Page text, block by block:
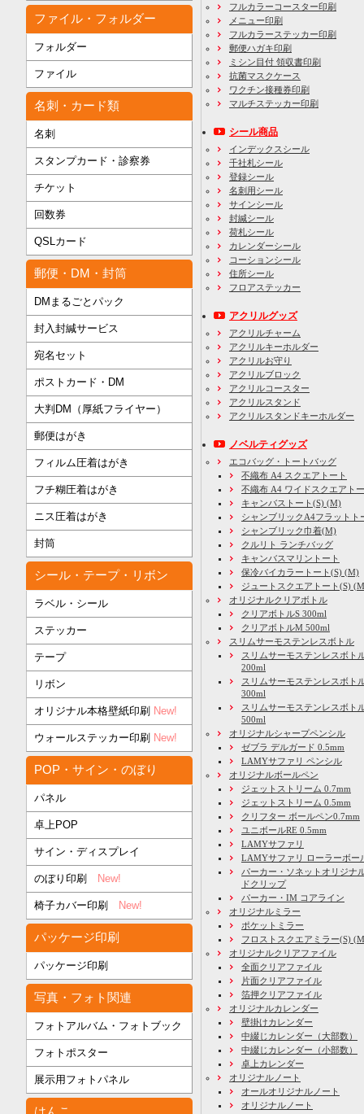
ファイル・フォルダー
フォルダー
ファイル
名刺・カード類
名刺
スタンプカード・診察券
チケット
回数券
QSLカード
郵便・DM・封筒
DMまるごとパック
封入封緘サービス
宛名セット
ポストカード・DM
大判DM（厚紙フライヤー）
郵便はがき
フィルム圧着はがき
フチ糊圧着はがき
ニス圧着はがき
封筒
シール・テープ・リボン
ラベル・シール
ステッカー
テープ
リボン
オリジナル本格壁紙印刷 New!
ウォールステッカー印刷 New!
POP・サイン・のぼり
パネル
卓上POP
サイン・ディスプレイ
のぼり印刷 New!
椅子カバー印刷 New!
パッケージ印刷
パッケージ印刷
写真・フォト関連
フォトアルバム・フォトブック
フォトポスター
展示用フォトパネル
はんこ
フルカラーコースター印刷
メニュー印刷
フルカラーステッカー印刷
郵便ハガキ印刷
ミシン目付 領収書印刷
抗菌マスクケース
ワクチン接種券印刷
マルチステッカー印刷
シール商品
インデックスシール
千社札シール
登録シール
名刺用シール
サインシール
封緘シール
荷札シール
カレンダーシール
コーションシール
住所シール
フロアステッカー
アクリルグッズ
アクリルチャーム
アクリルキーホルダー
アクリルお守り
アクリルブロック
アクリルコースター
アクリルスタンド
アクリルスタンドキーホルダー
ノベルティグッズ
エコバッグ・トートバッグ
不織布 A4 スクエアトート
不織布 A4 ワイドスクエアト
キャンバストート(S) (M)
シャンブリックA4フラットト
シャンブリック巾着(M)
クルリト ランチバッグ
キャンバスマリントート
保冷バイカラートート(S) (M)
ジュートスクエアトート(S)
オリジナルクリアボトル
クリアボトルS 300ml
クリアボトルM 500ml
スリムサーモステンレスボトル
スリムサーモステンレスボト
200ml
スリムサーモステンレスボト
300ml
スリムサーモステンレスボト
500ml
オリジナルシャープペンシル
ゼブラ デルガード 0.5mm
LAMYサファリ ペンシル
オリジナルボールペン
ジェットストリーム 0.7mm
ジェットストリーム 0.5mm
クリフター ボールペン0.7mm
ユニボールRE 0.5mm
LAMYサファリ
LAMYサファリ ローラーボー
パーカー・ソネットオリジナ
ドクリップ
パーカー・IM コアライン
オリジナルミラー
ポケットミラー
フロストスクエアミラー(S)
オリジナルクリアファイル
全面クリアファイル
片面クリアファイル
箔押クリアファイル
オリジナルカレンダー
壁掛けカレンダー
中綴じカレンダー（大部数）
中綴じカレンダー（小部数）
卓上カレンダー
オリジナルノート
オールオリジナルノート
オリジナルノート